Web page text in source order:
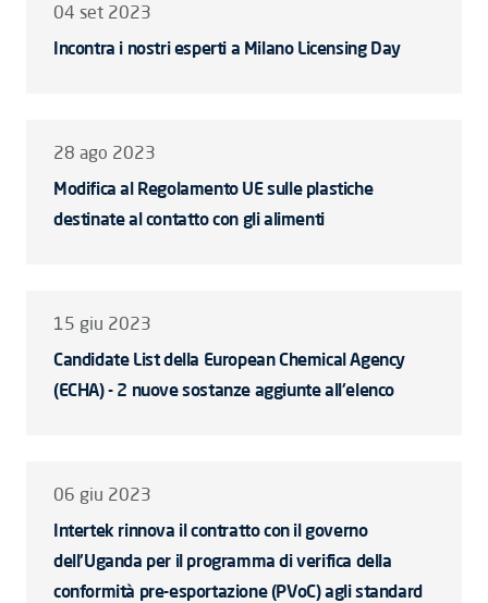
04 set 2023
Incontra i nostri esperti a Milano Licensing Day
28 ago 2023
Modifica al Regolamento UE sulle plastiche
destinate al contatto con gli alimenti
15 giu 2023
Candidate List della European Chemical Agency
(ECHA) - 2 nuove sostanze aggiunte all'elenco
06 giu 2023
Intertek rinnova il contratto con il governo
dell'Uganda per il programma di verifica della
conformità pre-esportazione (PVoC) agli standard